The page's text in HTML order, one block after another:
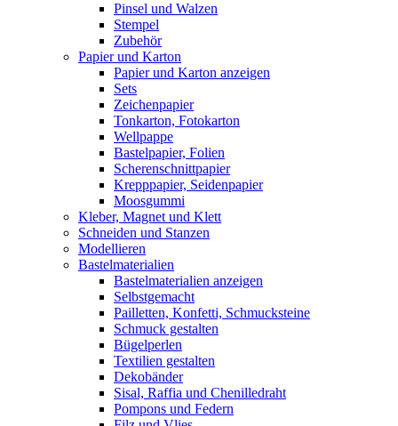
Pinsel und Walzen
Stempel
Zubehör
Papier und Karton
Papier und Karton anzeigen
Sets
Zeichenpapier
Tonkarton, Fotokarton
Wellpappe
Bastelpapier, Folien
Scherenschnittpapier
Krepppapier, Seidenpapier
Moosgummi
Kleber, Magnet und Klett
Schneiden und Stanzen
Modellieren
Bastelmaterialien
Bastelmaterialien anzeigen
Selbstgemacht
Pailletten, Konfetti, Schmucksteine
Schmuck gestalten
Bügelperlen
Textilien gestalten
Dekobänder
Sisal, Raffia und Chenilledraht
Pompons und Federn